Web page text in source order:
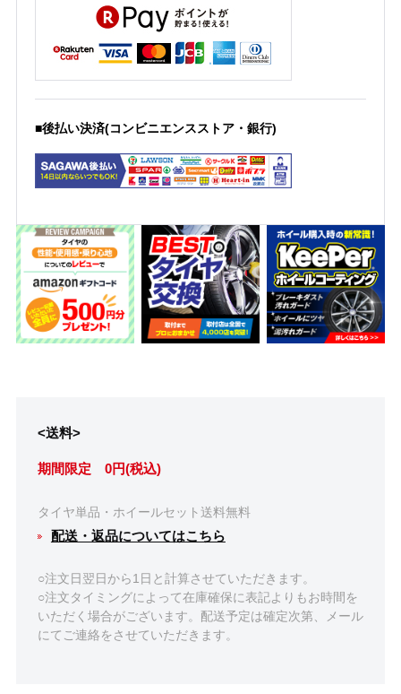
■後払い決済(コンビニエンスストア・銀行)
<送料>
期間限定 0円(税込)
タイヤ単品・ホイールセット送料無料
配送・返品についてはこちら
○注文日翌日から1日と計算させていただきます。
○注文タイミングによって在庫確保に表記よりもお時間を
いただく場合がございます。配送予定は確定次第、メール
にてご連絡をさせていただきます。